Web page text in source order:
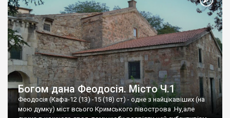
Богом дана Феодосія. Місто Ч.1
Феодосія (Кафа-12 (13) -15 (18) ст) - одне з найцікавіших (на
мою думку) міст всього Кримського півострова .Ну,але